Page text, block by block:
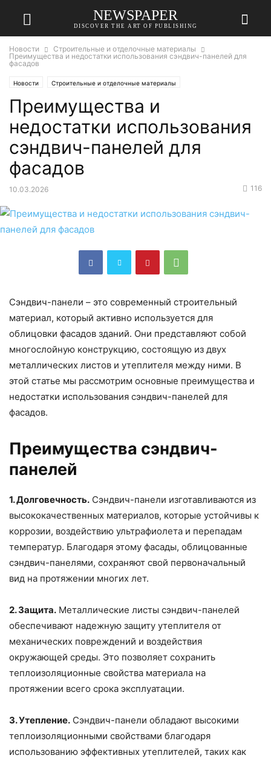
NEWSPAPER
DISCOVER THE ART OF PUBLISHING
Новости
Строительные и отделочные материалы
Преимущества и недостатки использования сэндвич-панелей для
фасадов
Новости Строительные и отделочные материалы
Преимущества и
недостатки использования
сэндвич-панелей для
фасадов
10.03.2026 116
Сэндвич-панели – это современный строительный
материал, который активно используется для
облицовки фасадов зданий. Они представляют собой
многослойную конструкцию, состоящую из двух
металлических листов и утеплителя между ними. В
этой статье мы рассмотрим основные преимущества и
недостатки использования сэндвич-панелей для
фасадов.
Преимущества сэндвич-
панелей
1. Долговечность. Сэндвич-панели изготавливаются из
высококачественных материалов, которые устойчивы к
коррозии, воздействию ультрафиолета и перепадам
температур. Благодаря этому фасады, облицованные
сэндвич-панелями, сохраняют свой первоначальный
вид на протяжении многих лет.
2. Защита. Металлические листы сэндвич-панелей
обеспечивают надежную защиту утеплителя от
механических повреждений и воздействия
окружающей среды. Это позволяет сохранить
теплоизоляционные свойства материала на
протяжении всего срока эксплуатации.
3. Утепление. Сэндвич-панели обладают высокими
теплоизоляционными свойствами благодаря
использованию эффективных утеплителей, таких как